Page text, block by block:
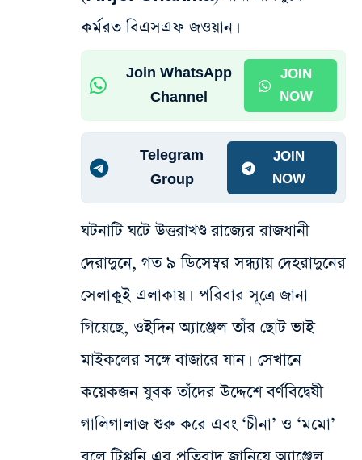
কর্মরত বিএসএফ জওয়ান।
Join WhatsApp
Channel
JOIN
NOW
Telegram
Group
JOIN
NOW
ঘটনাটি ঘটে উত্তরাখণ্ড রাজ্যের রাজধানী
দেরাদুনে, গত ৯ ডিসেম্বর সন্ধ্যায় দেহরাদুনের
সেলাকুই এলাকায়। পরিবার সূত্রে জানা
গিয়েছে, ওইদিন অ্যাঞ্জেল তাঁর ছোট ভাই
মাইকলের সঙ্গে বাজারে যান। সেখানে
কয়েকজন যুবক তাঁদের উদ্দেশে বর্ণবিদ্বেষী
গালিগালাজ শুরু করে এবং ‘চীনা’ ও ‘মমো’